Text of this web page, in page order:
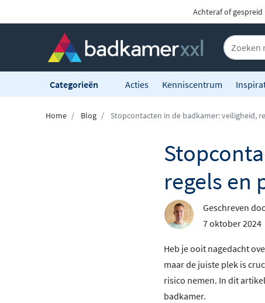
Achteraf of
Categorieën Acties Kenniscentrum
Home Blog Stopcontacten in de badkamer: veiligheid,
regels en
Geschreven
7 oktober 2024
Heb je ooit nagedacht
maar de juiste plek is
risico nemen. In dit
badkamer.